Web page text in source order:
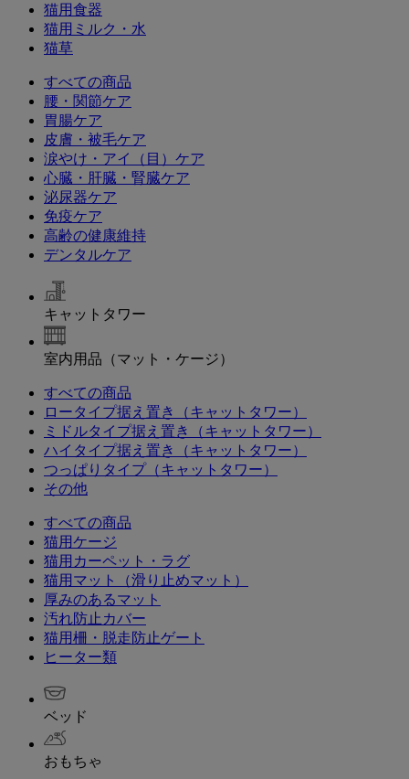
猫用食器
猫用ミルク・水
猫草
すべての商品
腰・関節ケア
胃腸ケア
皮膚・被毛ケア
涙やけ・アイ（目）ケア
心臓・肝臓・腎臓ケア
泌尿器ケア
免疫ケア
高齢の健康維持
デンタルケア
キャットタワー
室内用品（マット・ケージ）
すべての商品
ロータイプ据え置き（キャットタワー）
ミドルタイプ据え置き（キャットタワー）
ハイタイプ据え置き（キャットタワー）
つっぱりタイプ（キャットタワー）
その他
すべての商品
猫用ケージ
猫用カーペット・ラグ
猫用マット（滑り止めマット）
厚みのあるマット
汚れ防止カバー
猫用柵・脱走防止ゲート
ヒーター類
ベッド
おもちゃ